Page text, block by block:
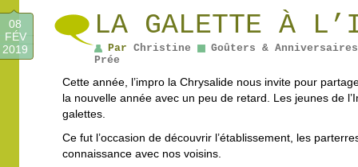
content
content
LA GALETTE À
08
FÉV
2019
Par Christine
Goûters & Anniversaires
Prée
Cette année, l’impro la Chrysalide nous invite pour
la nouvelle année avec un peu de retard. Les jeunes de
galettes.
Ce fut l’occasion de découvrir l’établissement, les
connaissance avec nos voisins.